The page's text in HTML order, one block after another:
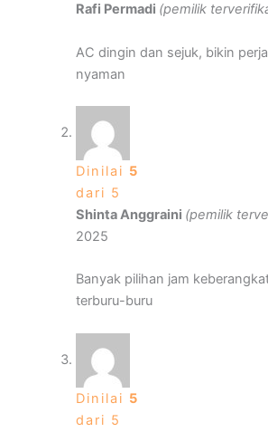
Rafi Permadi (pemilik
AC dingin dan sejuk, bikin
nyaman
Dinilai 5
dari 5
Shinta Anggraini (pemilik
2025
Banyak pilihan jam
terburu-buru
Dinilai 5
dari 5